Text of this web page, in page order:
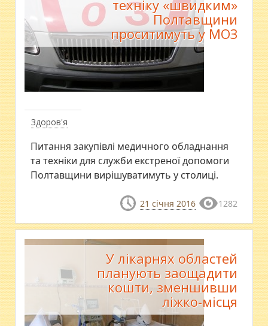
Здоров'я
техніку «швидким»
Полтавщини
проситимуть у МОЗ
Питання закупівлі медичного обладнання
та техніки для служби екстреної допомоги
Полтавщини вирішуватимуть у столиці.
21 січня 2016 1282
У лікарнях областей
планують заощадити
кошти, зменшивши
ліжко-місця